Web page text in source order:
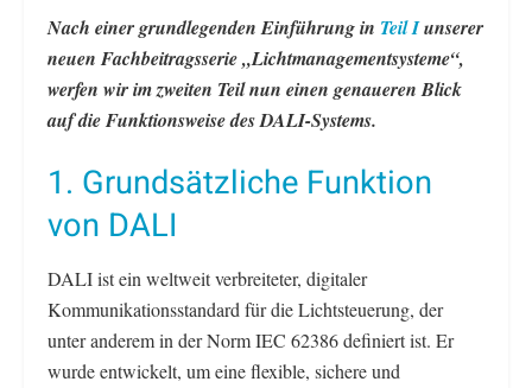
Nach einer grundlegenden Einführung in Teil Iunserer
neuen Fachbeitragsserie „Lichtmanagementsysteme“,
werfen wir im zweiten Teil nun einen genaueren Blick
auf die Funktionsweise des DALI-Systems.
1. Grundsätzliche Funktion
von DALI
DALI ist ein weltweit verbreiteter, digitaler
Kommunikationsstandard für die Lichtsteuerung, der
unter anderem in der Norm IEC 62386 definiert ist. Er
wurde entwickelt, um eine flexible, sichere und